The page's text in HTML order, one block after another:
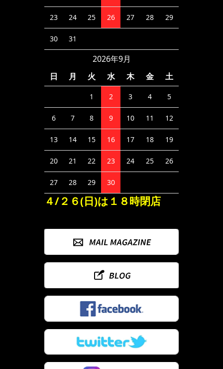
23 24 25 26 27 28 29
30 31
2026年9月
日
月 火 水 木 金 土
1 2 3 4 5
6 7 8 9 10 11 12
13 14 15 16 17 18 19
20 21 22 23 24 25 26
27 28 29 30
４/２６(日)は１８時閉店